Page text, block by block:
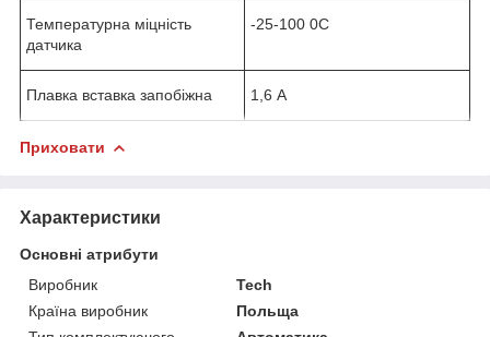
Температурна міцність
датчика
-25-100 0С
Плавка вставка запобіжна 1,6 А
Приховати
Характеристики
Основні атрибути
Виробник
Tech
Країна виробник
Польща